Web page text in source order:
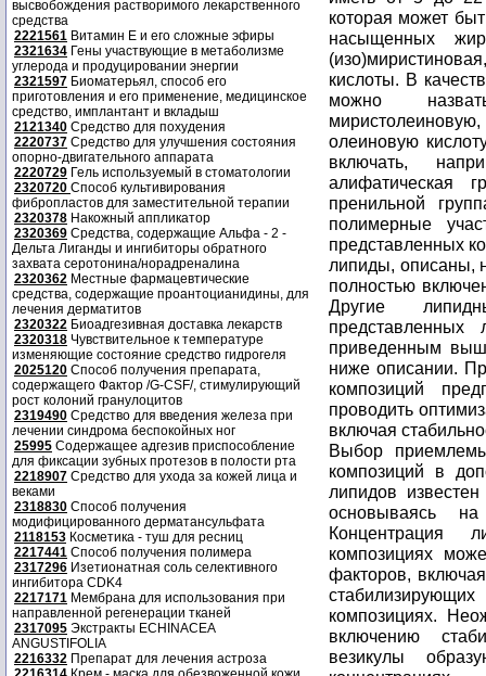
высвобождения растворимого лекарственного
средства
2221561 Витамин Е и его сложные эфиры
2321634 Гены участвующие в метаболизме
углерода и продуцировании энергии
2321597 Биоматерьял, способ его
приготовления и его применение, медицинское
средство, имплантант и вкладыш
2121340 Средство для похудения
2220737 Средство для улучшения состояния
опорно-двигательного аппарата
2220729 Гель используемый в стоматологии
2320720 Способ культивирования
фибропластов для заместительной терапии
2320378 Накожный аппликатор
2320369 Средства, содержащие Альфа - 2 -
Дельта Лиганды и ингибиторы обратного
захвата серотонина/норадреналина
2320362 Местные фармацевтические
средства, содержащие проантоцианидины, для
лечения дерматитов
2320322 Биоадгезивная доставка лекарств
2320318 Чувствительное к температуре
изменяющие состояние средство гидрогеля
2025120 Способ получения препарата,
содержащего Фактор /G-CSF/, стимулирующий
рост колоний гранулоцитов
2319490 Средство для введения железа при
лечении синдрома беспокойных ног
25995 Содержащее адгезив приспособление
для фиксации зубных протезов в полости рта
2218907 Средство для ухода за кожей лица и
веками
2318830 Способ получения
модифицированного дерматансульфата
2118153 Косметика - туш для ресниц
2217441 Способ получения полимера
2317296 Изетионатная соль селективного
ингибитора CDK4
2217171 Мембрана для использования при
направленной регенерации тканей
2317095 Экстракты ECHINACEA
ANGUSTIFOLIA
2216332 Препарат для лечения астроза